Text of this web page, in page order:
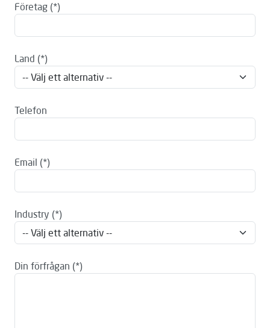
Företag
Land
Telefon
Email
Industry
Din förfrågan